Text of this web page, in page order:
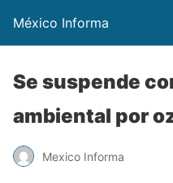
México Informa
Se suspende
ambiental por
Mexico Informa